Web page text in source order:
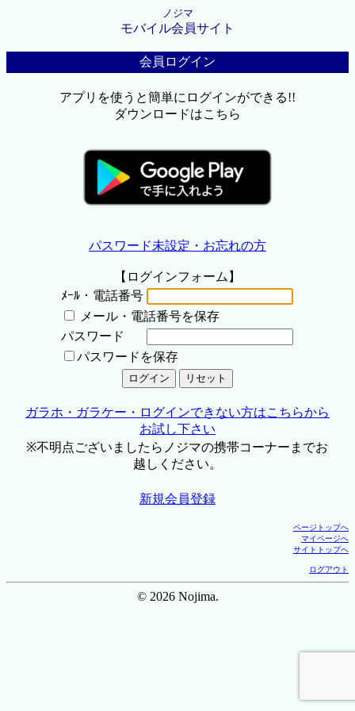
ノジマ
モバイル会員サイト
会員ログイン
アプリを使うと簡単にログインができる!!
ダウンロードはこちら
パスワード未設定・お忘れの方
【ログインフォーム】
ﾒｰﾙ・電話番号
メール・電話番号を保存
パスワード
パスワードを保存
ガラホ・ガラケー・ログインできない方はこちらから
お試し下さい
※不明点ございましたらノジマの携帯コーナーまでお
越しください。
新規会員登録
ページトップへ
マイページへ
サイトトップへ
ログアウト
© 2026 Nojima.